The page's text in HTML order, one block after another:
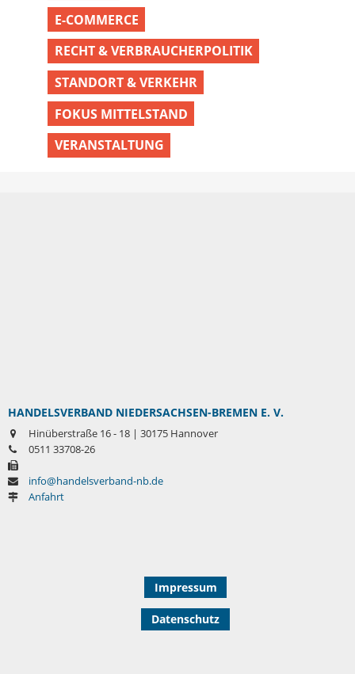
E-COMMERCE
RECHT & VERBRAUCHERPOLITIK
STANDORT & VERKEHR
FOKUS MITTELSTAND
VERANSTALTUNG
HANDELSVERBAND NIEDERSACHSEN-BREMEN E. V.
Hinüberstraße 16 - 18 | 30175 Hannover
0511 33708-26
info@handelsverband-nb.de
Anfahrt
Impressum
Datenschutz